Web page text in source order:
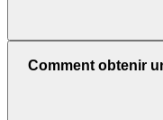
Comment obtenir